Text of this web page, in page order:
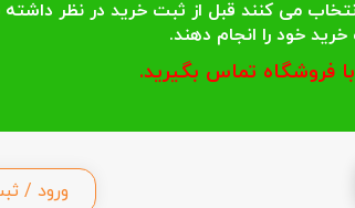
ورود /
را تیپاکس یا پست انتخاب می کنند قبل از ثبت خرید در
فروشگاه تماس بگیرید.